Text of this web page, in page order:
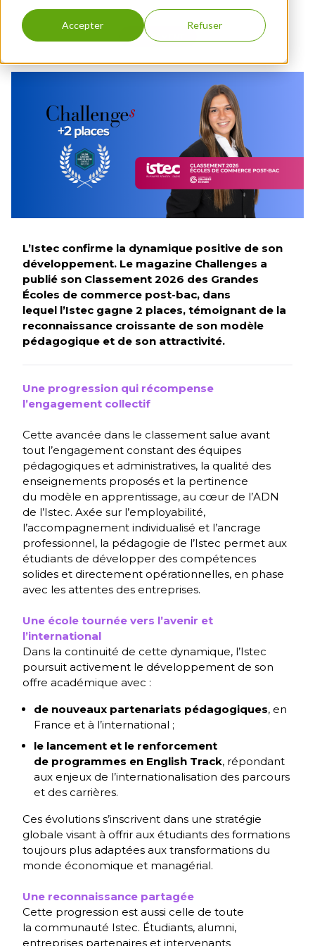
Accepter Refuser
Engagements
RSE
Bourses &
Incubateur
Istec x EEMI
année
3ème
& Influence
Finance &
Entrepreneuriat
& Innovation
International &
Geopolitics -
Full English
Management &
RH
FLE
Programmes
MBA
VAE
année
Bachelor
Full English
2ème
Full English
3ème
année
Programme
École 1ère
année
Programme
Grande
École 2ème
année
Programme
année
nous
internationales
Développement
Contact
TROUVER UNE FORMATION
CLASSEMENT
L’Istec confirme la dynamique positive de son
développement. Le magazine Challenges a
publié son Classement 2026 des Grandes
Écoles de commerce post-bac, dans
lequel l’Istec gagne 2 places, témoignant de la
reconnaissance croissante de son modèle
pédagogique et de son attractivité.
Une progression qui récompense
l’engagement collectif
Cette avancée dans le classement salue avant
tout l’engagement constant des équipes
pédagogiques et administratives, la qualité des
enseignements proposés et la pertinence
du modèle en apprentissage, au cœur de l’ADN
de l’Istec. Axée sur l’employabilité,
l’accompagnement individualisé et l’ancrage
professionnel, la pédagogie de l’Istec permet aux
étudiants de développer des compétences
solides et directement opérationnelles, en phase
avec les attentes des entreprises.
Une école tournée vers l’avenir et
l’international
Dans la continuité de cette dynamique, l’Istec
poursuit activement le développement de son
offre académique avec :
de nouveaux partenariats pédagogiques, en
France et à l’international ;
le lancement et le renforcement
de programmes en English Track, répondant
aux enjeux de l’internationalisation des parcours
et des carrières.
Ces évolutions s’inscrivent dans une stratégie
globale visant à offrir aux étudiants des formations
toujours plus adaptées aux transformations du
monde économique et managérial.
Une reconnaissance partagée
Cette progression est aussi celle de toute
la communauté Istec. Étudiants, alumni,
entreprises partenaires et intervenants